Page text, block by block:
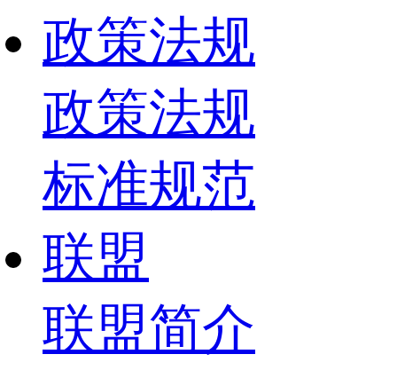
政策法规
政策法规
标准规范
联盟
联盟简介